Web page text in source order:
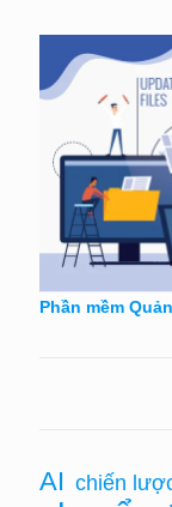
Phần mềm
AI chiến